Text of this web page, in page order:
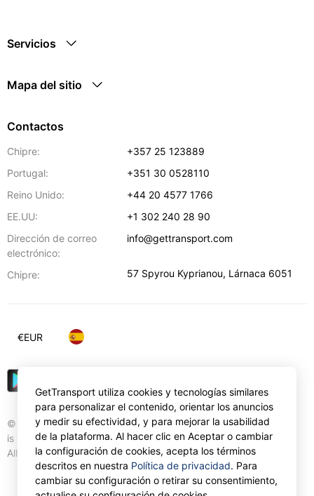
Servicios
Mapa del sitio
Contactos
Chipre:
+357 25 123889
Portugal:
+351 30 0528110
Reino Unido:
+44 20 4577 1766
EE.UU:
+1 302 240 28 90
Dirección de correo
electrónico:
info@gettransport.com
Chipre: 57 Spyrou Kyprianou, Lárnaca 6051
© Gettransport International Limited. GetTransport®
is trademark of Gettransport International Limited.
All rights reserved.
€EUR
GetTransport utiliza cookies y tecnologías similares
para personalizar el contenido, orientar los anuncios
y medir su efectividad, y para mejorar la usabilidad
de la plataforma. Al hacer clic en Aceptar o cambiar
la configuración de cookies, acepta los términos
descritos en nuestra Política de privacidad. Para
cambiar su configuración o retirar su consentimiento,